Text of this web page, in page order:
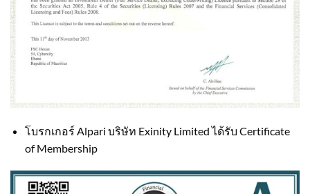
โบรกเกอร์ Alpari บริษัท Exinity Limited ได้รับ Certificate
of Membership